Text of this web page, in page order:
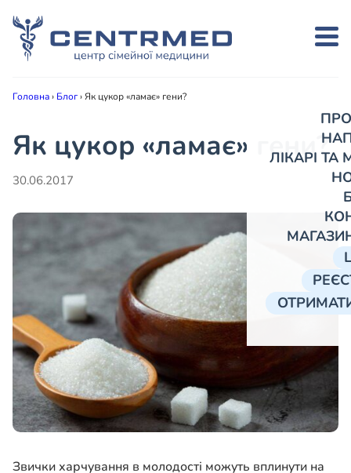
ЛІКАРІ
Головна› Блог›Як цукор «ламає» гени?
Як цукор «ламає» гени?
30.06.2017
Звички харчування в молодості можуть вплинути на